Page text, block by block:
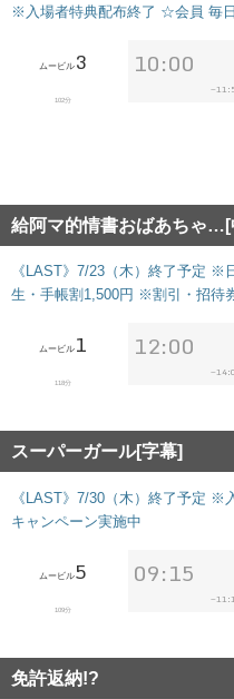
※入場者特典配布終了 ☆会員 毎
ムービル 3
102分
10:00
~
給阿マ的情書おばあちゃ…[
《LAST》7/23（木）終了予定
生・手帳割1,500円 ※割引・招待
ムービル 1
118分
12:00
~
スーパーガール[字幕]
《LAST》7/30（木）終了予定
キャンペーン実施中
ムービル5
109分
09:15
~
免許返納!?